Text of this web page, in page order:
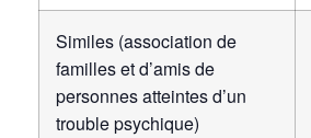
Similes (association de
familles et d’amis de
personnes atteintes d’un
trouble psychique)